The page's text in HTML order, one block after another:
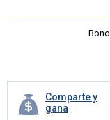
Comparte y
gana